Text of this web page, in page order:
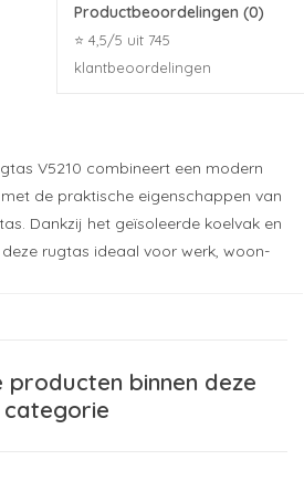
Productbeoordelingen (0)
⭐ 4,5/5 uit 745
klantbeoordelingen
V5210 combineert een modern
de praktische eigenschappen van
Dankzij het geïsoleerde koelvak en
rugtas ideaal voor werk, woon-
blijven lunch, snacks en drankjes
gebruik.
langer koel
binnen deze
categorie